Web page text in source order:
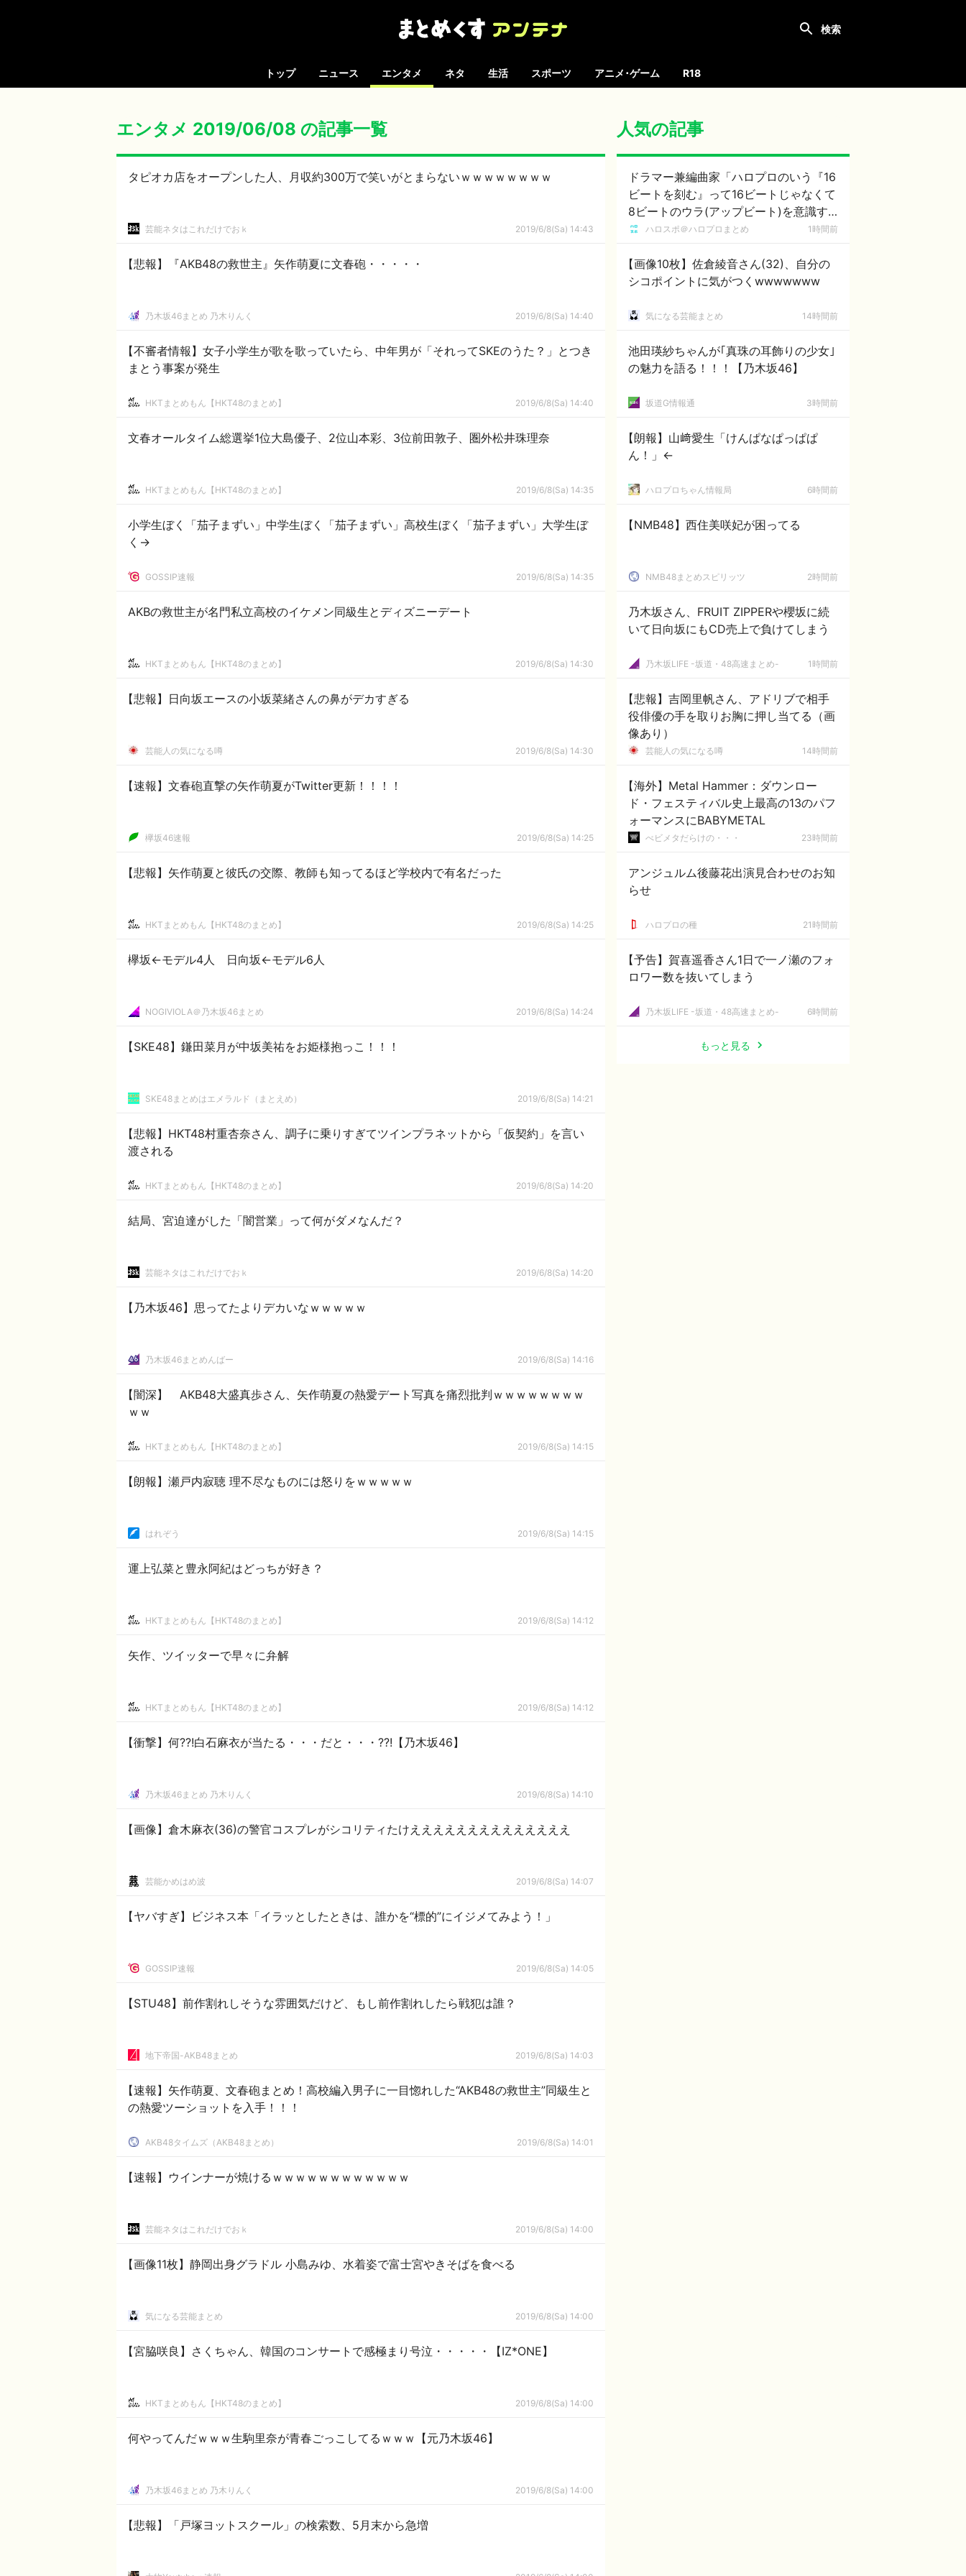
トップ ニュース エンタメ ネタ 生活 スポーツ アニメ･ゲーム R18
エンタメ 2019/06/08 の記事一覧
タピオカ店をオープンした人、月収約300万で笑いがとまらないｗｗｗｗｗｗｗｗ
芸能ネタはこれだけでおｋ 2019/6/8(Sa) 14:43
【悲報】『AKB48の救世主』矢作萌夏に文春砲・・・・・
乃木坂46まとめ 乃木りんく 2019/6/8(Sa) 14:40
【不審者情報】女子小学生が歌を歌っていたら、中年男が「それってSKEのうた？」とつき
まとう事案が発生
HKTまとめもん【HKT48のまとめ】 2019/6/8(Sa) 14:40
文春オールタイム総選挙1位大島優子、2位山本彩、3位前田敦子、圏外松井珠理奈
HKTまとめもん【HKT48のまとめ】 2019/6/8(Sa) 14:35
小学生ぼく「茄子まずい」中学生ぼく「茄子まずい」高校生ぼく「茄子まずい」大学生ぼ
く→
GOSSIP速報 2019/6/8(Sa) 14:35
AKBの救世主が名門私立高校のイケメン同級生とディズニーデート
HKTまとめもん【HKT48のまとめ】 2019/6/8(Sa) 14:30
【悲報】日向坂エースの小坂菜緒さんの鼻がデカすぎる
芸能人の気になる噂 2019/6/8(Sa) 14:30
【速報】文春砲直撃の矢作萌夏がTwitter更新！！！！
欅坂46速報 2019/6/8(Sa) 14:25
【悲報】矢作萌夏と彼氏の交際、教師も知ってるほど学校内で有名だった
HKTまとめもん【HKT48のまとめ】 2019/6/8(Sa) 14:25
欅坂←モデル4人 日向坂←モデル6人
NOGIVIOLA＠乃木坂46まとめ 2019/6/8(Sa) 14:24
【SKE48】鎌田菜月が中坂美祐をお姫様抱っこ！！！
SKE48まとめはエメラルド（まとえめ） 2019/6/8(Sa) 14:21
【悲報】HKT48村重杏奈さん、調子に乗りすぎてツインプラネットから「仮契約」を言い
渡される
HKTまとめもん【HKT48のまとめ】 2019/6/8(Sa) 14:20
結局、宮迫達がした「闇営業」って何がダメなんだ？
芸能ネタはこれだけでおｋ 2019/6/8(Sa) 14:20
【乃木坂46】思ってたよりデカいなｗｗｗｗｗ
乃木坂46まとめんばー 2019/6/8(Sa) 14:16
【闇深】 AKB48大盛真歩さん、矢作萌夏の熱愛デート写真を痛烈批判ｗｗｗｗｗｗｗｗ
ｗｗ
HKTまとめもん【HKT48のまとめ】 2019/6/8(Sa) 14:15
【朗報】瀬戸内寂聴 理不尽なものには怒りをｗｗｗｗｗ
はれぞう 2019/6/8(Sa) 14:15
運上弘菜と豊永阿紀はどっちが好き？
HKTまとめもん【HKT48のまとめ】 2019/6/8(Sa) 14:12
矢作、ツイッターで早々に弁解
HKTまとめもん【HKT48のまとめ】 2019/6/8(Sa) 14:12
【衝撃】何??!白石麻衣が当たる・・・だと・・・??!【乃木坂46】
乃木坂46まとめ 乃木りんく 2019/6/8(Sa) 14:10
【画像】倉木麻衣(36)の警官コスプレがシコリティたけええええええええええええええ
芸能かめはめ波 2019/6/8(Sa) 14:07
【ヤバすぎ】ビジネス本「イラッとしたときは、誰かを“標的”にイジメてみよう！」
GOSSIP速報 2019/6/8(Sa) 14:05
【STU48】前作割れしそうな雰囲気だけど、もし前作割れしたら戦犯は誰？
地下帝国-AKB48まとめ 2019/6/8(Sa) 14:03
【速報】矢作萌夏、文春砲まとめ！高校編入男子に一目惚れした“AKB48の救世主”同級生と
の熱愛ツーショットを入手！！！
AKB48タイムズ（AKB48まとめ） 2019/6/8(Sa) 14:01
【速報】ウインナーが焼けるｗｗｗｗｗｗｗｗｗｗｗｗ
芸能ネタはこれだけでおｋ 2019/6/8(Sa) 14:00
【画像11枚】静岡出身グラドル 小島みゆ、水着姿で富士宮やきそばを食べる
気になる芸能まとめ 2019/6/8(Sa) 14:00
【宮脇咲良】さくちゃん、韓国のコンサートで感極まり号泣・・・・・【IZ*ONE】
HKTまとめもん【HKT48のまとめ】 2019/6/8(Sa) 14:00
何やってんだｗｗｗ生駒里奈が青春ごっこしてるｗｗｗ【元乃木坂46】
乃木坂46まとめ 乃木りんく 2019/6/8(Sa) 14:00
【悲報】「戸塚ヨットスクール」の検索数、5月末から急増
人気の記事
ドラマー兼編曲家「ハロプロのいう『16
ビートを刻む』って16ビートじゃなくて
8ビートのウラ(アップビート)を意識す
る意味なのでは？」
ハロスポ＠ハロプロまとめ 1時間前
【画像10枚】佐倉綾音さん(32)、自分の
シコポイントに気がつくwwwwwww
気になる芸能まとめ 14時間前
池田瑛紗ちゃんが｢真珠の耳飾りの少女｣
の魅力を語る！！！【乃木坂46】
坂道G情報通 3時間前
【朗報】山﨑愛生「けんぱなぱっぱぱ
ん！」←
ハロプロちゃん情報局 6時間前
【NMB48】西住美咲妃が困ってる
NMB48まとめスピリッツ 2時間前
乃木坂さん、FRUIT ZIPPERや櫻坂に続
いて日向坂にもCD売上で負けてしまう
乃木坂LIFE -坂道・48高速まとめ- 1時間前
【悲報】吉岡里帆さん、アドリブで相手
役俳優の手を取りお胸に押し当てる（画
像あり）
芸能人の気になる噂 14時間前
【海外】Metal Hammer：ダウンロー
ド・フェスティバル史上最高の13のパフ
ォーマンスにBABYMETAL
べビメタだらけの・・・ 23時間前
アンジュルム後藤花出演見合わせのお知
らせ
ハロプロの種 21時間前
【予告】賀喜遥香さん1日で一ノ瀬のフォ
ロワー数を抜いてしまう
乃木坂LIFE -坂道・48高速まとめ- 6時間前
もっと見る